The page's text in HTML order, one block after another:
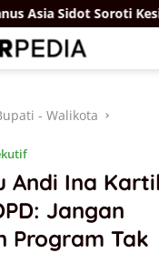
Sidot Soroti Kesiapan
- Walikota
Andi Ina
Jangan
Program Tak